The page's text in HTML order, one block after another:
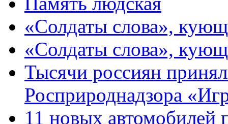
«Солдаты слова»,
«Солдаты слова»,
Тысячи россиян
Росприроднадзора
11 новых автомобилей